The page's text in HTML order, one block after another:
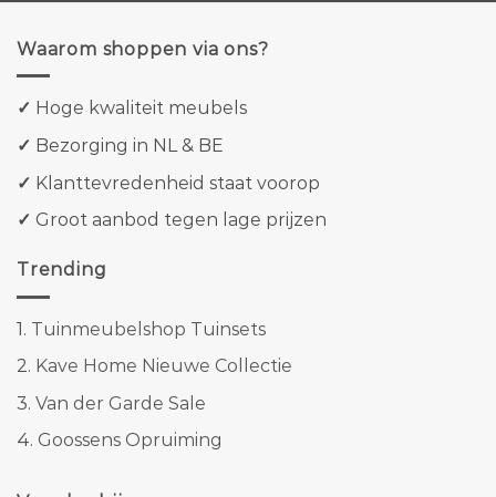
Waarom shoppen via ons?
✓ Hoge kwaliteit meubels
✓ Bezorging in NL & BE
✓ Klanttevredenheid staat voorop
✓ Groot aanbod tegen lage prijzen
Trending
1. Tuinmeubelshop Tuinsets
2. Kave Home Nieuwe Collectie
3. Van der Garde Sale
4. Goossens Opruiming